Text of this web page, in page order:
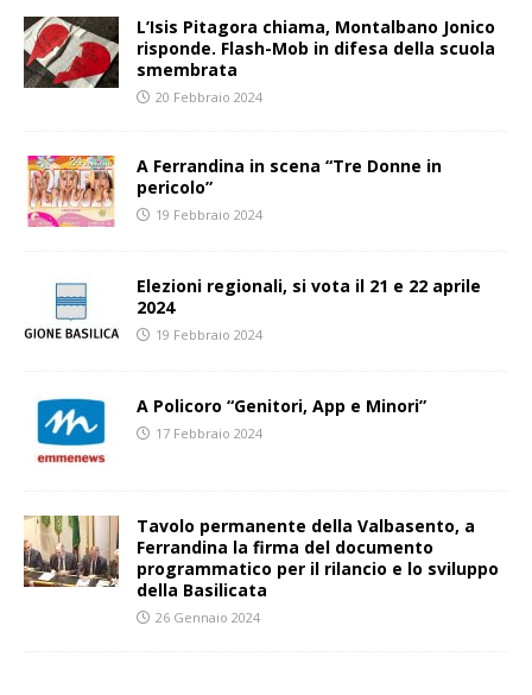
L’Isis Pitagora chiama, Montalbano Jonico
risponde. Flash-Mob in difesa della scuola
smembrata
20 Febbraio 2024
A Ferrandina in scena “Tre Donne in
pericolo”
19 Febbraio 2024
Elezioni regionali, si vota il 21 e 22 aprile
2024
19 Febbraio 2024
A Policoro “Genitori, App e Minori”
17 Febbraio 2024
Tavolo permanente della Valbasento, a
Ferrandina la firma del documento
programmatico per il rilancio e lo sviluppo
della Basilicata
26 Gennaio 2024